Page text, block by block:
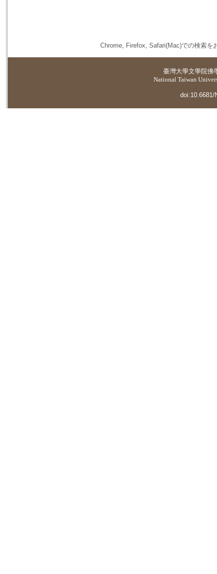
Chrome, Firefox, Safari(Mac)での検索を
臺灣大學文學院佛
National Taiwan
doi:10.6681/